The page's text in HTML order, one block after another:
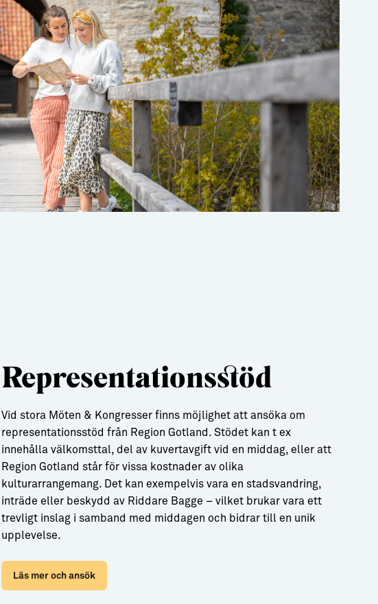
Representationsstöd
Vid stora Möten & Kongresser finns möjlighet att ansöka om
representationsstöd från Region Gotland. Stödet kan t ex
innehålla välkomsttal, del av kuvertavgift vid en middag, eller att
Region Gotland står för vissa kostnader av olika
kulturarrangemang. Det kan exempelvis vara en stadsvandring,
inträde eller beskydd av Riddare Bagge – vilket brukar vara ett
trevligt inslag i samband med middagen och bidrar till en unik
upplevelse.
Läs mer och ansök